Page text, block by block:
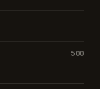
500